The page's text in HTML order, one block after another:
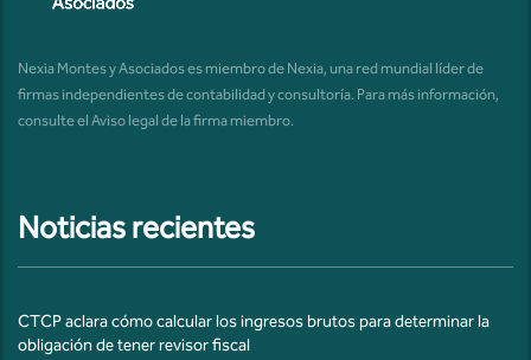
Nexia Montes y Asociados es miembro de Nexia, una red mundial líder de
firmas independientes de contabilidad y consultoría. Para más información,
consulte el Aviso legal de la firma miembro.
Noticias recientes
CTCP aclara cómo calcular los ingresos brutos para determinar la
obligación de tener revisor fiscal